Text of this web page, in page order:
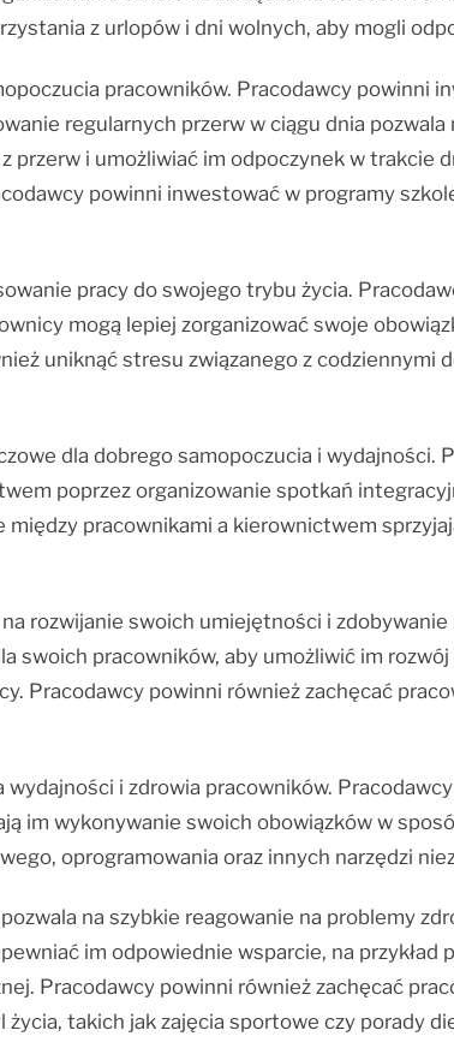
z urlopów i dni wolnych, aby mogli
pracowników. Pracodawcy powinni
regularnych przerw w ciągu dnia pozwala
i umożliwiać im odpoczynek w trakcie
powinni inwestować w programy
pracy do swojego trybu życia.
mogą lepiej zorganizować swoje
uniknąć stresu związanego z codziennymi
dla dobrego samopoczucia i wydajności.
poprzez organizowanie spotkań
pracownikami a kierownictwem
rozwijanie swoich umiejętności i
swoich pracowników, aby umożliwić im
Pracodawcy powinni również zachęcać
i zdrowia pracowników.
im wykonywanie swoich obowiązków w
oprogramowania oraz innych narzędzi
na szybkie reagowanie na problemy
im odpowiednie wsparcie, na przykład
Pracodawcy powinni również zachęcać
takich jak zajęcia sportowe czy porady